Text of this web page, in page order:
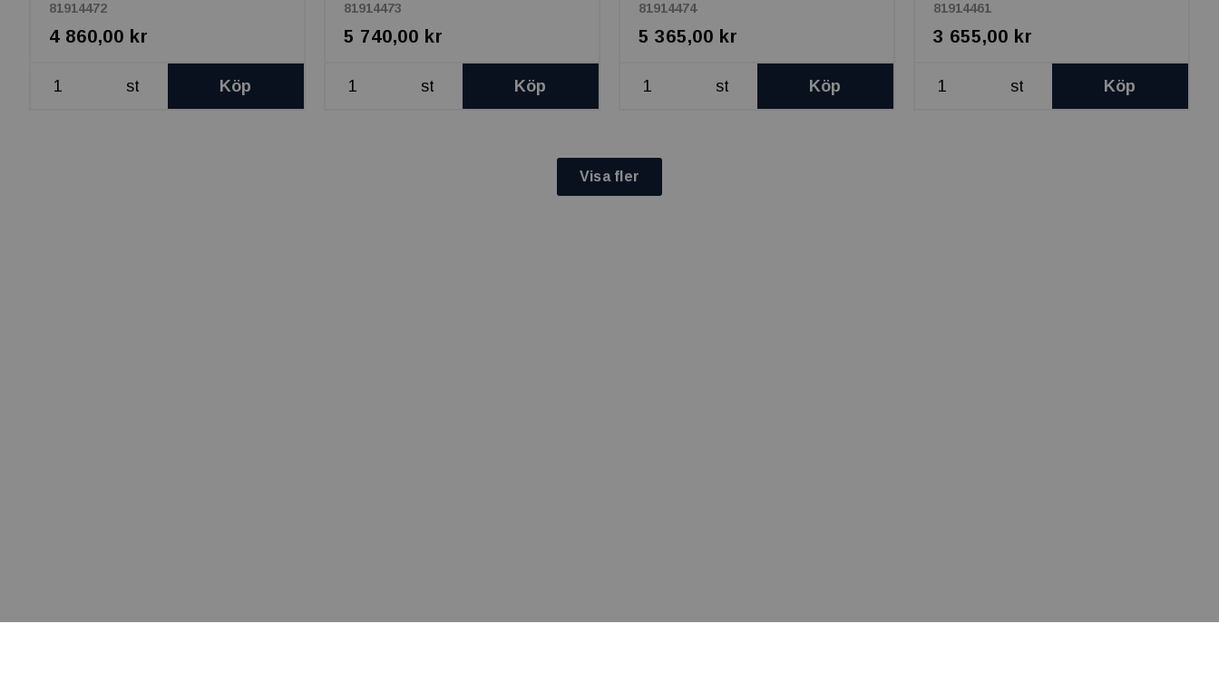
81914472
4 860,00 kr
st Köp
81914473
5 740,00 kr
st Köp
81914474
5 365,00 kr
st Köp
81914461
3 655,00 kr
st Köp
Visa fler